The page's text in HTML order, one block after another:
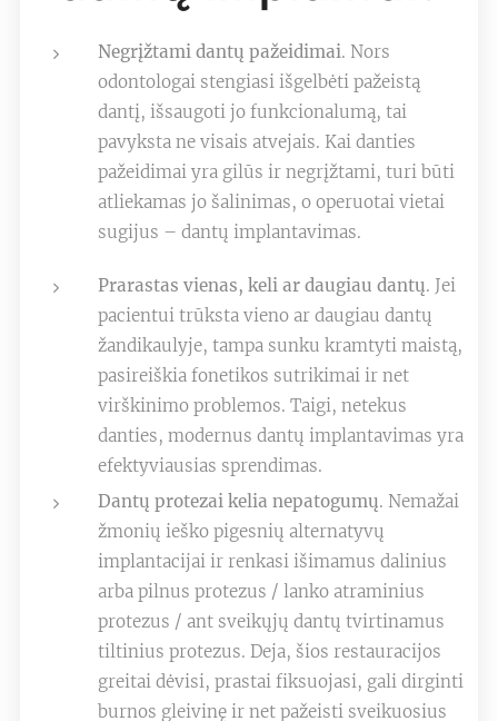
keičiami pasireiškus komplikacijoms
ar jiems susidėvėjus. Šią chirurginę
procedūrą turi atlikti patyręs gydytojas
odontologas.
Negrįžtami dantų pažeidimai. Nors
odontologai stengiasi išgelbėti pažeistą
dantį, išsaugoti jo funkcionalumą, tai
pavyksta ne visais atvejais. Kai danties
pažeidimai yra gilūs ir negrįžtami, turi būti
atliekamas jo šalinimas, o operuotai vietai
sugijus – dantų implantavimas.
Prarastas vienas, keli ar daugiau dantų. Jei
pacientui trūksta vieno ar daugiau dantų
žandikaulyje, tampa sunku kramtyti maistą,
pasireiškia fonetikos sutrikimai ir net
virškinimo problemos. Taigi, netekus
danties, modernus dantų implantavimas yra
efektyviausias sprendimas.
Dantų protezai kelia nepatogumų. Nemažai
žmonių ieško pigesnių alternatyvų
implantacijai ir renkasi išimamus dalinius
arba pilnus protezus / lanko atraminius
protezus / ant sveikųjų dantų tvirtinamus
tiltinius protezus. Deja, šios restauracijos
greitai dėvisi, prastai fiksuojasi, gali dirginti
burnos gleivinę ir net pažeisti sveikuosius